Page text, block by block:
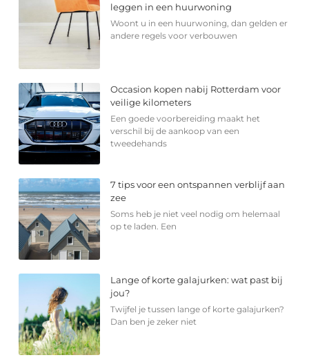
leggen in een huurwoning
Woont u in een huurwoning, dan gelden er
andere regels voor verbouwen
Occasion kopen nabij Rotterdam voor
veilige kilometers
Een goede voorbereiding maakt het
verschil bij de aankoop van een
tweedehands
7 tips voor een ontspannen verblijf aan
zee
Soms heb je niet veel nodig om helemaal
op te laden. Een
Lange of korte galajurken: wat past bij
jou?
Twijfel je tussen lange of korte galajurken?
Dan ben je zeker niet